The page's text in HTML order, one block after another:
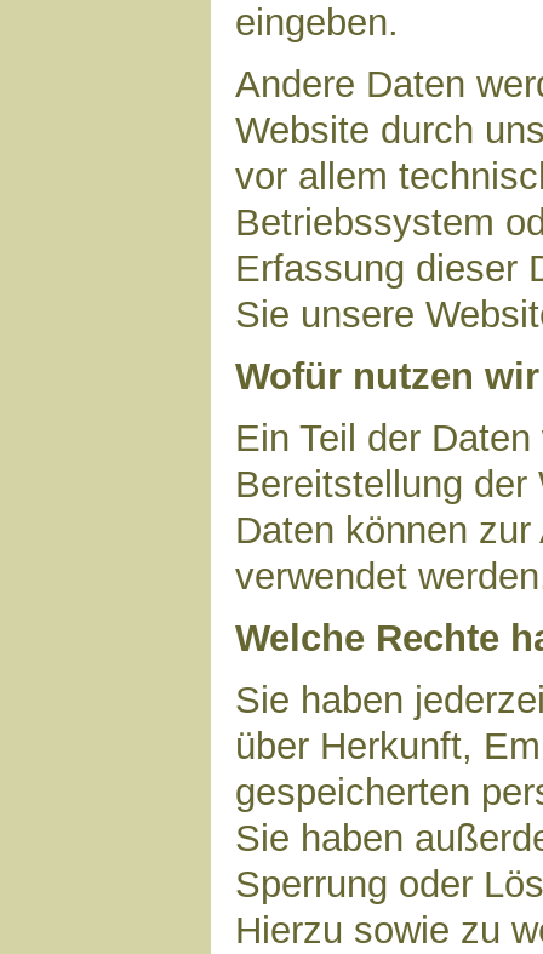
eingeben.
Andere Daten
Website durch
vor allem
Betriebssystem
Erfassung dieser
Sie unsere
Wofür nutzen
Ein Teil der
Bereitstellung der
Daten können
verwendet
Welche Rechte
Sie haben
über Herkunft,
gespeicherten
Sie haben
Sperrung oder
Hierzu sowie zu